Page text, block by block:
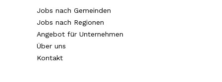
Jobs nach Gemeinden
Jobs nach Regionen
Angebot für Unternehmen
Über uns
Kontakt